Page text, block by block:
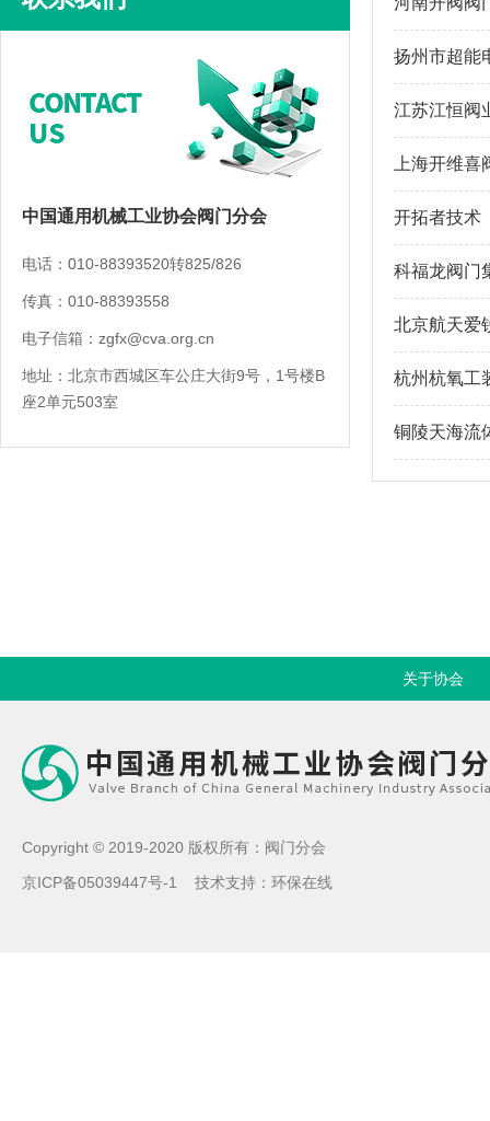
中国通用机械工业协会阀门分会
电话：010-88393520转825/826
传真：010-88393558
电子信箱：zgfx@cva.org.cn
地址：北京市西城区车公庄大街9号，1号楼B
座2单元503室
扬州市超能
江苏江恒阀
上海开维
开拓者技术
科福龙阀门
北京航天爱
杭州杭氧工
铜陵天海流
关于协会
Copyright © 2019-2020 版权所有：阀门分会
京ICP备05039447号-1
技术支持： 环保在线